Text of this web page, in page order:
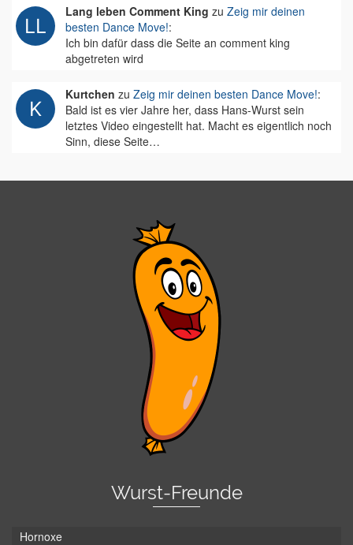
Lang leben Comment King zu Zeig mir deinen
besten Dance Move!:
Ich bin dafür dass die Seite an comment king
abgetreten wird
Kurtchen zu Zeig mir deinen besten Dance Move!:
Bald ist es vier Jahre her, dass Hans-Wurst sein
letztes Video eingestellt hat. Macht es eigentlich noch
Sinn, diese Seite…
Wurst-Freunde
Hornoxe